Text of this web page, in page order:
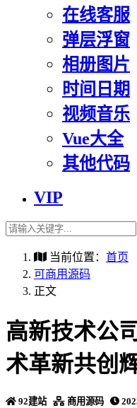
在线客服
弹层浮窗
相册图片
时间日期
视频音乐
Vue大全
其他代码
VIP
当前位置： 首页
可商用源码
正文
高新技术公
术革新共创
92建站 商用源码